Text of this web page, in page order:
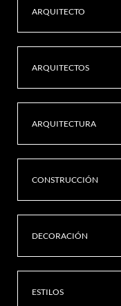
ARQUITECTO
ARQUITECTOS
ARQUITECTURA
CONSTRUCCIÓN
DECORACIÓN
ESTILOS